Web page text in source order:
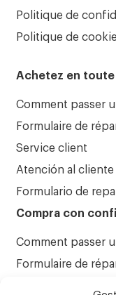
Politique de
Politique de
Achetez en
Comment passer
Formulaire de
Service client
Atención al cliente
Formulario de
Compra con
Comment passer
Formulaire de